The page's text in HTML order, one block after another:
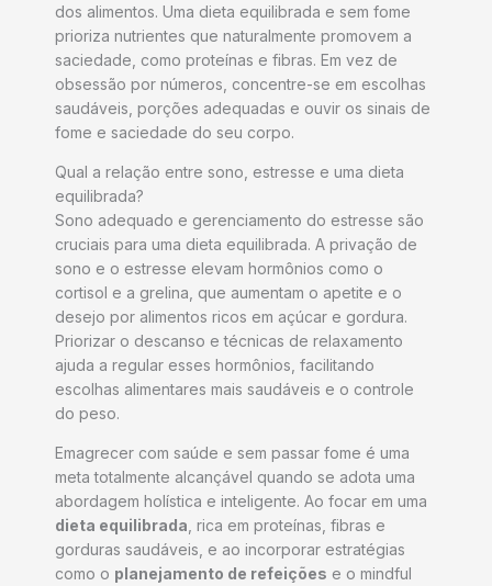
dos alimentos. Uma dieta equilibrada e sem fome
prioriza nutrientes que naturalmente promovem a
saciedade, como proteínas e fibras. Em vez de
obsessão por números, concentre-se em escolhas
saudáveis, porções adequadas e ouvir os sinais de
fome e saciedade do seu corpo.
Qual a relação entre sono, estresse e uma dieta
equilibrada?
Sono adequado e gerenciamento do estresse são
cruciais para uma dieta equilibrada. A privação de
sono e o estresse elevam hormônios como o
cortisol e a grelina, que aumentam o apetite e o
desejo por alimentos ricos em açúcar e gordura.
Priorizar o descanso e técnicas de relaxamento
ajuda a regular esses hormônios, facilitando
escolhas alimentares mais saudáveis e o controle
do peso.
Emagrecer com saúde e sem passar fome é uma
meta totalmente alcançável quando se adota uma
abordagem holística e inteligente. Ao focar em uma
dieta equilibrada , rica em proteínas, fibras e
gorduras saudáveis, e ao incorporar estratégias
como o planejamento de refeições e o mindful